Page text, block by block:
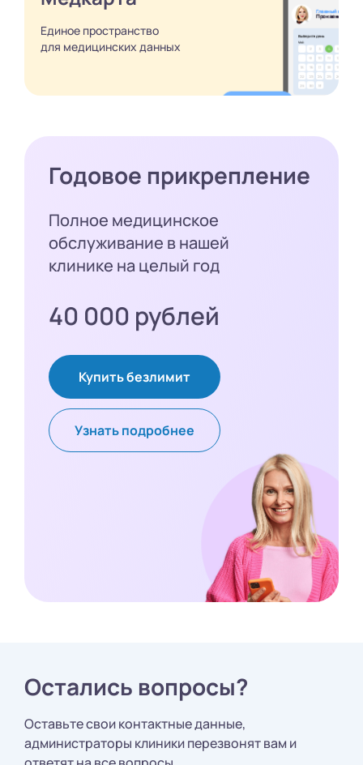
Единое пространство
для медицинских данных
Годовое прикрепление
Полное медицинское
обслуживание в нашей
клинике на целый год
40 000 рублей
Купить безлимит
Узнать подробнее
Остались вопросы?
Оставьте свои контактные данные,
администраторы клиники перезвонят вам и